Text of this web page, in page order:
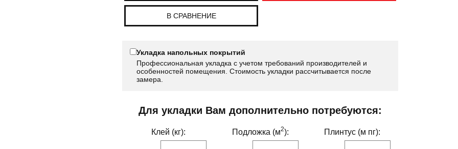
В СРАВНЕНИЕ
Укладка напольных покрытий
Профессиональная укладка с учетом требований производителей и
особенностей помещения. Стоимость укладки рассчитывается после
замера.
Для укладки Вам дополнительно потребуются:
Клей (кг): Подложка (м2): Плинтус (м пг):